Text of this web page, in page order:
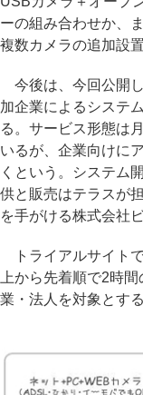
ーの組み合わせか、
複数カメラの追加設
今後は、今回公開
加企業によるシステ
る。サービス形態は
いるが、企業向けに
くという。システム
供と販売はテラスが
を手がける株式会社
トライアルサイト
上から先着順で2時
業・法人を対象とす